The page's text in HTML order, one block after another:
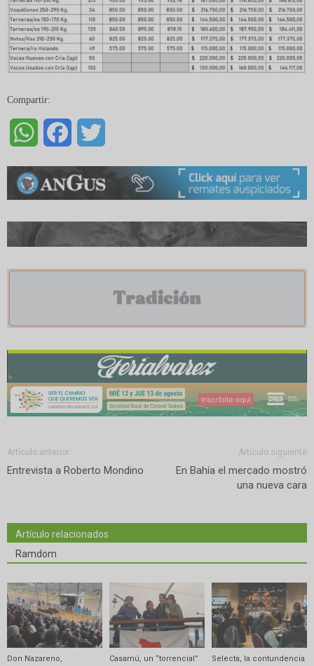
Compartir:
WhatsAppFacebook
Artículo anterior
Entrevista a Roberto Mondino
Artículo siguiente
En Bahía el mercado mostró
una nueva cara
Artículo relacionados
Ramdom
Don Nazareno,
Casamú, un “torrencial”
Selecta, la contundencia